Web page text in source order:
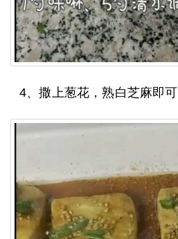
4、撒上葱花，熟白芝麻即可